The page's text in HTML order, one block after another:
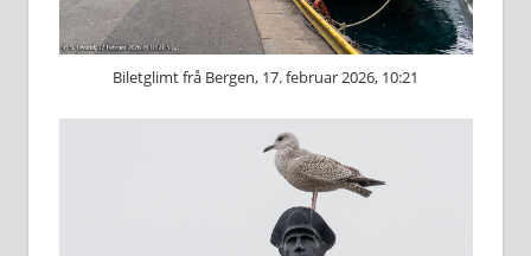
Biletglimt frå Bergen, 17. februar 2026, 10:21